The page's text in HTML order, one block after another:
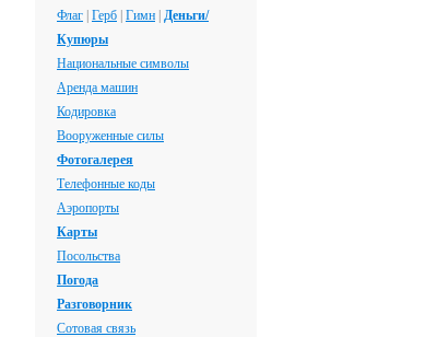
Флаг Герб Гимн Деньги/
Купюры
Национальные символы
Аренда машин
Кодировка
Вооруженные силы
Фотогалерея
Телефонные коды
Аэропорты
Карты
Посольства
Погода
Разговорник
Сотовая связь